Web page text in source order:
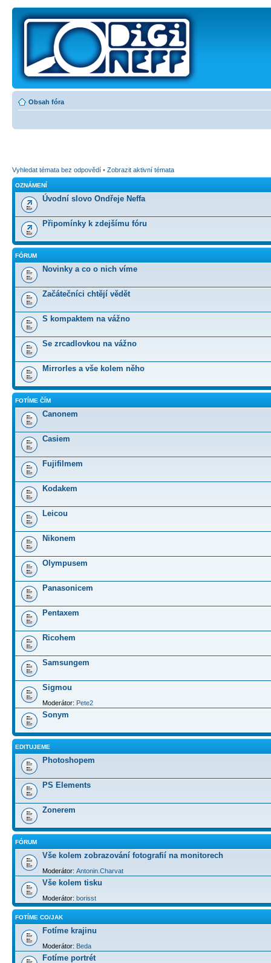
Obsah fóra
Vyhledat témata bez odpovědí • Zobrazit aktivní témata
OZNÁMENÍ
Úvodní slovo Ondřeje Neffa
Připomínky k zdejšímu fóru
FÓRUM
Novinky a co o nich víme
Začátečníci chtějí vědět
S kompaktem na vážno
Se zrcadlovkou na vážno
Mirrorles a vše kolem něho
FOTÍME ČÍM
Canonem
Casiem
Fujifilmem
Kodakem
Leicou
Nikonem
Olympusem
Panasonicem
Pentaxem
Ricohem
Samsungem
Sigmou
Moderátor: Pete2
Sonym
EDITUJEME
Photoshopem
PS Elements
Zonerem
FÓRUM
Vše kolem zobrazování fotografií na monitorech
Moderátor: Antonin.Charvat
Vše kolem tisku
Moderátor: borisst
FOTÍME CO/JAK
Fotíme krajinu
Moderátor: Beda
Fotíme portrét